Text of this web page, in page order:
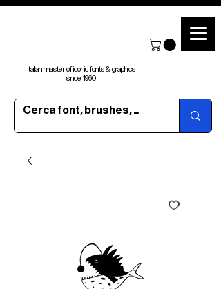
Italian master of iconic fonts & graphics
since 1960